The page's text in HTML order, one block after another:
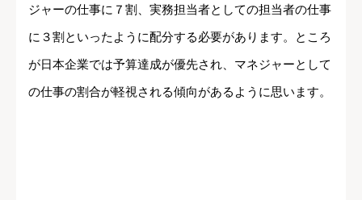
ジャーの仕事に７割、実務担当者としての担当者の仕事
に３割といったように配分する必要があります。ところ
が日本企業では予算達成が優先され、マネジャーとして
の仕事の割合が軽視される傾向があるように思います。